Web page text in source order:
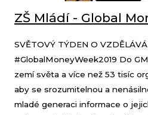
ZŠ Mládí - Global
SVĚTOVÝ TÝDEN O
#GlobalMoneyWeek2019 Do
zemí světa a více než 53 tisíc
aby se srozumitelnou a
mladé generaci informace o